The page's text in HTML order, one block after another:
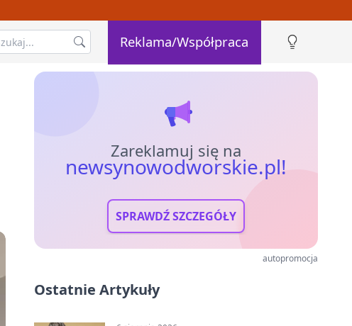
Reklama/Współpraca
Zareklamuj się na
newsynowodworskie.pl!
SPRAWDŹ SZCZEGÓŁY
autopromocja
Ostatnie Artykuły